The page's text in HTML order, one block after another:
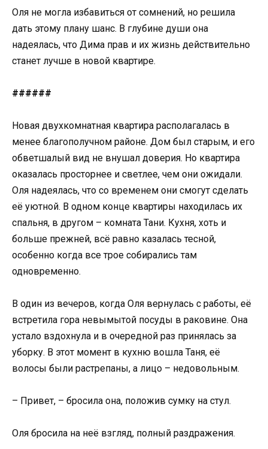
Оля не могла избавиться от сомнений, но решила
дать этому плану шанс. В глубине души она
надеялась, что Дима прав и их жизнь действительно
станет лучше в новой квартире.
######
Новая двухкомнатная квартира располагалась в
менее благополучном районе. Дом был старым, и его
обветшалый вид не внушал доверия. Но квартира
оказалась просторнее и светлее, чем они ожидали.
Оля надеялась, что со временем они смогут сделать
её уютной. В одном конце квартиры находилась их
спальня, в другом – комната Тани. Кухня, хоть и
больше прежней, всё равно казалась тесной,
особенно когда все трое собирались там
одновременно.
В один из вечеров, когда Оля вернулась с работы, её
встретила гора невымытой посуды в раковине. Она
устало вздохнула и в очередной раз принялась за
уборку. В этот момент в кухню вошла Таня, её
волосы были растрепаны, а лицо – недовольным.
– Привет, – бросила она, положив сумку на стул.
Оля бросила на неё взгляд, полный раздражения.